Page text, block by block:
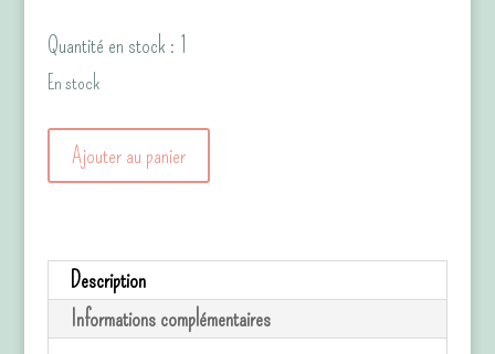
Quantité en stock : 1
En stock
quantité
de
à
main
en
Ajouter au panier
Description
Informations complémentaires